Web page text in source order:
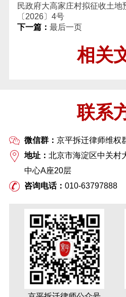
民政府大高家庄村拟征收土地
〔2026〕4号
下一篇：最后一页
相关
联系
微信群： 京平拆迁律师维权
地址： 北京市海淀区中关村
中心A座20层
咨询电话： 010-63797888